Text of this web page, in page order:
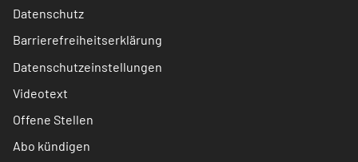
Datenschutz
Barrierefreiheitserklärung
Datenschutzeinstellungen
Videotext
Offene Stellen
Abo kündigen